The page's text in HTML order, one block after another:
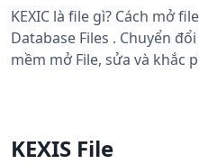
KEXIC là file gì? Cách mở
Database Files . Chuyển
mềm mở File, sửa và khắc
KEXIS File